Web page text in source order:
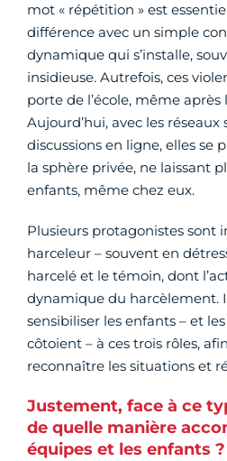
mot « répétition » est
différence avec un simple
dynamique qui s’installe,
insidieuse. Autrefois, ces
porte de l’école, même
Aujourd’hui, avec les réseaux
discussions en ligne, elles se
la sphère privée, ne laissant
enfants, même chez eux.
Plusieurs protagonistes sont
harceleur – souvent en
harcelé et le témoin, dont
dynamique du harcèlement.
sensibiliser les enfants – et
côtoient – à ces trois rôles,
reconnaître les situations et
Justement, face à ce
de quelle manière
équipes et les enfants ?